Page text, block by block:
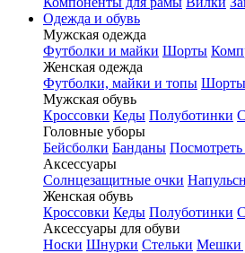
Одежда и обувь
Мужская одежда
Футболки и майки Шорты
Женская одежда
Футболки, майки и топы Шорты
Мужская обувь
Кроссовки Кеды Полуботинки
Головные уборы
Бейсболки Банданы Посмотреть
Аксессуары
Солнцезащитные очки
Женская обувь
Кроссовки Кеды Полуботинки
Аксессуары для обуви
Носки Шнурки Стельки Мешки